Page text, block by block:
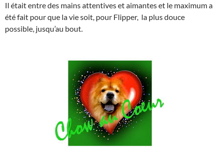
Il était entre des mains attentives et aimantes et le maximum a
été fait pour que la vie soit, pour Flipper, la plus douce
possible, jusqu’au bout.